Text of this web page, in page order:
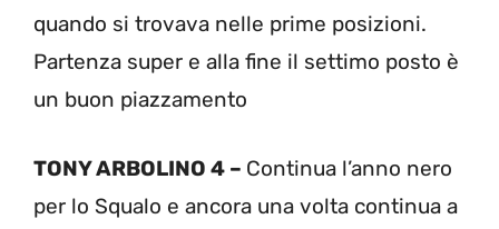
quando si trovava nelle prime posizioni.
Partenza super e alla fine il settimo posto è
un buon piazzamento
TONY ARBOLINO 4 – Continua l’anno nero
per lo Squalo e ancora una volta continua a